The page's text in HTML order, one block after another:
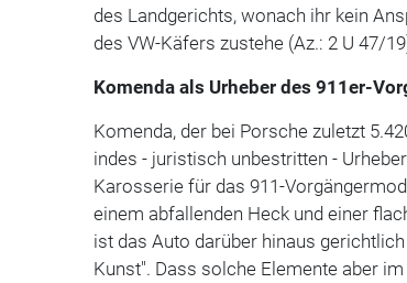
des Landgerichts, wonach ihr kein
des VW-Käfers zustehe (Az.: 2 U 47/
Komenda als Urheber des 911er-
Komenda, der bei Porsche zuletzt
indes - juristisch unbestritten -
Karosserie für das 911-
einem abfallenden Heck und einer
ist das Auto darüber hinaus
Kunst". Dass solche Elemente aber